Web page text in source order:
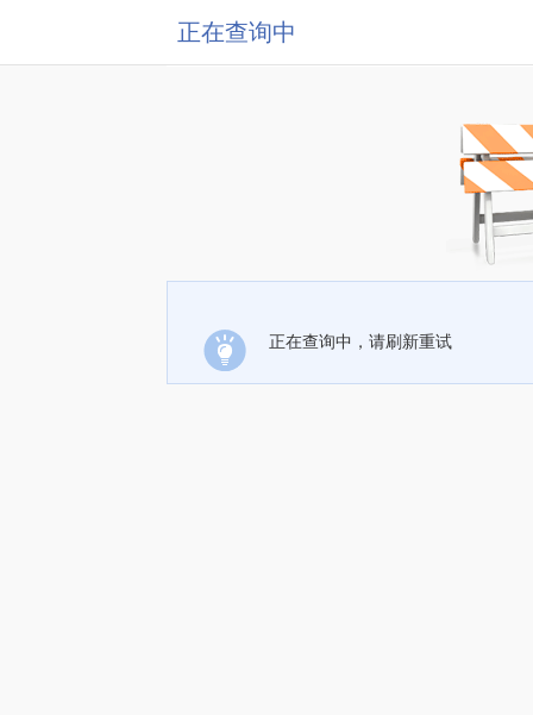
正在查询中
正在查询中，请刷新重试